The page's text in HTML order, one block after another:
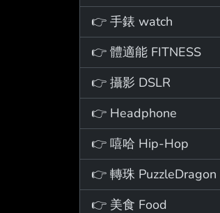
👉 手錶 watch
👉 體適能 FITNESS
👉 攝影 DSLR
👉 Headphone
👉 嘻哈 Hip-Hop
👉 轉珠 PuzzleDragon
👉 美食 Food